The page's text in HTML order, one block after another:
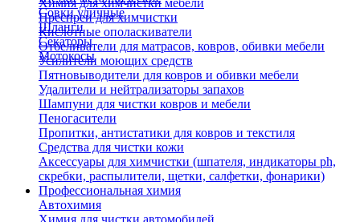
Совки уличные
Шланги
Секаторы
Мотокосы
Химия для химчистки мебели
Преспреи для химчистки
Кислотные ополаскиватели
Отбеливатели для матрасов, ковров, обивки мебели
Усилители моющих средств
Пятновыводители для ковров и обивки мебели
Удалители и нейтрализаторы запахов
Шампуни для чистки ковров и мебели
Пеногасители
Пропитки, антистатики для ковров и текстиля
Средства для чистки кожи
Аксессуары для химчистки (шпателя, индикаторы ph,
скребки, распылители, щетки, салфетки, фонарики)
Профессиональная химия
Автохимия
Химия для чистки автомобилей